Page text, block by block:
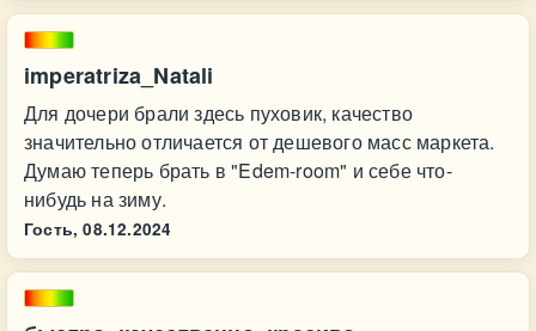
imperatriza_Natali
Для дочери брали здесь пуховик, качество
значительно отличается от дешевого масс маркета.
Думаю теперь брать в "Edem-room" и себе что-
нибудь на зиму.
Гость, 08.12.2024